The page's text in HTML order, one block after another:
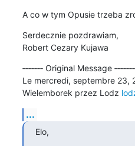
A co w tym Opusie trzeba
Serdecznie pozdrawiam,
Robert Cezary Kujawa
‐‐‐‐‐‐‐ Original Message ‐‐‐‐‐‐‐
Le mercredi, septembre 23,
Wielemborek przez Lodz
...
Elo,